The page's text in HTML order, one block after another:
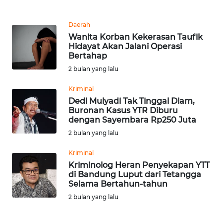
Daerah
Wanita Korban Kekerasan Taufik
Hidayat Akan Jalani Operasi
Bertahap
2 bulan yang lalu
Kriminal
Dedi Mulyadi Tak Tinggal Diam,
Buronan Kasus YTR Diburu
dengan Sayembara Rp250 Juta
2 bulan yang lalu
Kriminal
Kriminolog Heran Penyekapan YTT
di Bandung Luput dari Tetangga
Selama Bertahun-tahun
2 bulan yang lalu
MALUT
WN
WN
DANAU
TOBA
NIAS
WN
LANGKAT